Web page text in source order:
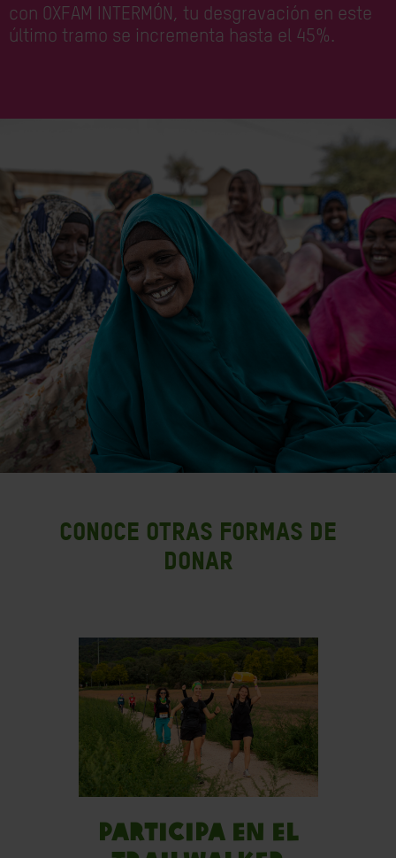
con OXFAM INTERMÓN, tu desgravación en este
último tramo se incrementa hasta el 45%.
Conoce otras formas de
donar
PARTICIPA EN EL